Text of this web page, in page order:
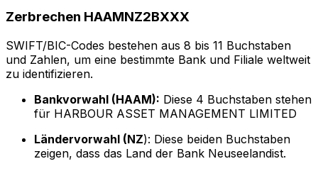
Zerbrechen HAAMNZ2BXXX
SWIFT/BIC-Codes bestehen aus 8 bis 11 Buchstaben
und Zahlen, um eine bestimmte Bank und Filiale weltweit
zu identifizieren.
Bankvorwahl (HAAM): Diese 4 Buchstaben stehen
für HARBOUR ASSET MANAGEMENT LIMITED
Ländervorwahl (NZ): Diese beiden Buchstaben
zeigen, dass das Land der Bank Neuseelandist.